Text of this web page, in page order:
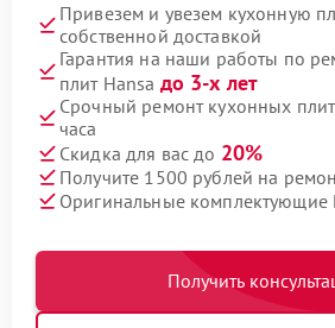
Привезем и увезем кухонную
собственной доставкой
Гарантия на наши работы по
плит Hansa до 3-х лет
Срочный ремонт кухонных
часа
Скидка для вас до 20%
Получите 1500 рублей на
Оригинальные комплектующие
Получить